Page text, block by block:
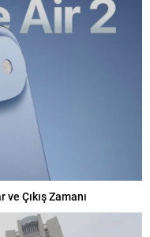
Çıkış Zamanı